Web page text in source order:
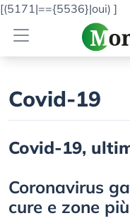
[(5171|=={5536}|oui) ]
Covid-19
Covid-19,
Coronavirus
cure e zone